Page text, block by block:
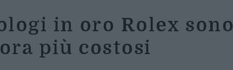
in oro Rolex sono
più costosi